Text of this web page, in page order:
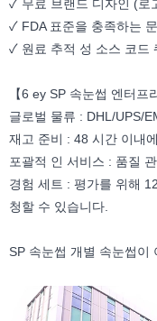
✓ 무료 브랜드 디자인 (로
✓ FDA 표준을 충족하는
✓ 원료 추적 성 소스 코드
【6 ey SP 속눈썹 엔터프
글로벌 물류 : DHL/UPS/
재고 준비 : 48 시간 이내
포괄적 인 서비스 : 품질
경험 세트 : 평가를 위해
청할 수 있습니다.
SP 속눈썹 개별 속눈썹이